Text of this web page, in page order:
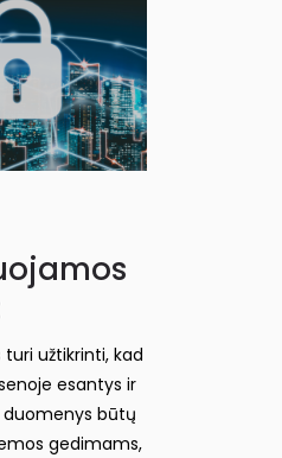
užtikrinti, kad
esantys ir
būtų
gedimams,